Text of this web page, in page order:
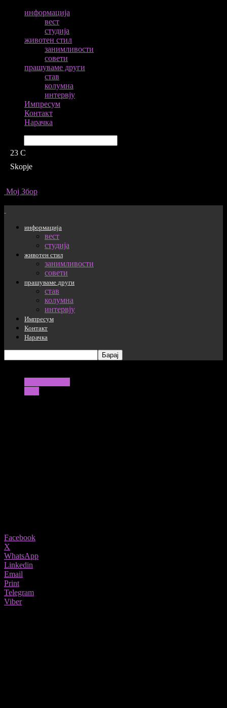
информација
вест
студија
животен стил
занимливости
совети
прашуваме други
став
колумна
интервју
Импресум
Контакт
Нарачка
23 C
Skopje
Мој Збор
информација
вест
студија
животен стил
занимливости
совети
прашуваме други
став
колумна
интервју
Импресум
Контакт
Нарачка
Facebook
X
WhatsApp
Linkedin
Email
Print
Telegram
Viber